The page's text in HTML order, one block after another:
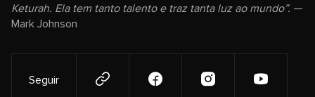
Keturah. Ela tem tanto talento e traz tanta luz ao mundo”. —
Mark Johnson
Seguir